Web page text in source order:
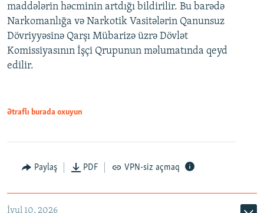
maddələrin həcminin artdığı bildirilir. Bu barədə
Narkomanlığa və Narkotik Vasitələrin Qanunsuz
Dövriyyəsinə Qarşı Mübarizə üzrə Dövlət
Komissiyasının İşçi Qrupunun məlumatında qeyd
edilir.
Ətraflı burada oxuyun
Paylaş PDF VPN-siz açmaq
İyul 10, 2026